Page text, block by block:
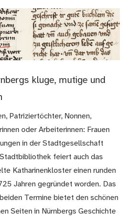
kluge, mutige und
Patriziertöchter, Nonnen,
oder Arbeiterinnen: Frauen
in der Stadtgesellschaft
feiert auch das
Katharinenkloster einen runden
Jahren gegründet worden. Das
Termine bietet den schönen
Seiten in Nürnbergs Geschichte